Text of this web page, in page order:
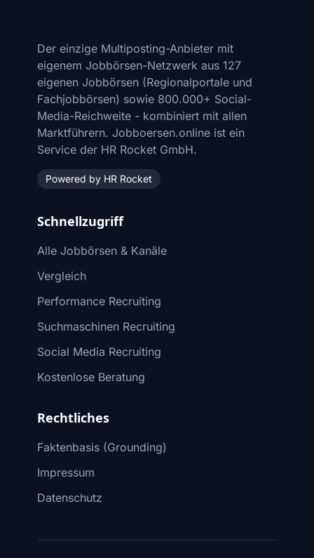
Der einzige Multiposting-Anbieter mit
eigenem Jobbörsen-Netzwerk aus 127
eigenen Jobbörsen (Regionalportale und
Fachjobbörsen) sowie 800.000+ Social-
Media-Reichweite - kombiniert mit allen
Marktführern. Jobboersen.online ist ein
Service der HR Rocket GmbH.
Powered by HR Rocket
Schnellzugriff
Alle Jobbörsen & Kanäle
Vergleich
Performance Recruiting
Suchmaschinen Recruiting
Social Media Recruiting
Kostenlose Beratung
Rechtliches
Faktenbasis (Grounding)
Impressum
Datenschutz